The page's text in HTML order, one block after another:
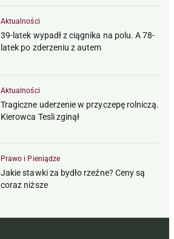
Aktualności
39-latek wypadł z ciągnika na polu. A 78-
latek po zderzeniu z autem
Aktualności
Tragiczne uderzenie w przyczepę rolniczą.
Kierowca Tesli zginął
Prawo i Pieniądze
Jakie stawki za bydło rzeźne? Ceny są
coraz niższe